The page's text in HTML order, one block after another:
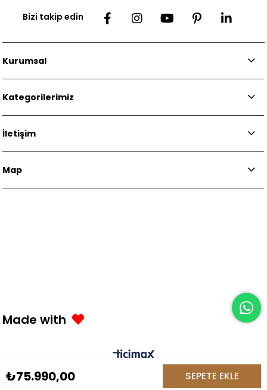
₺75.990,00
Bizi takip edin
Kurumsal
Kategorilerimiz
İletişim
Map
Made with